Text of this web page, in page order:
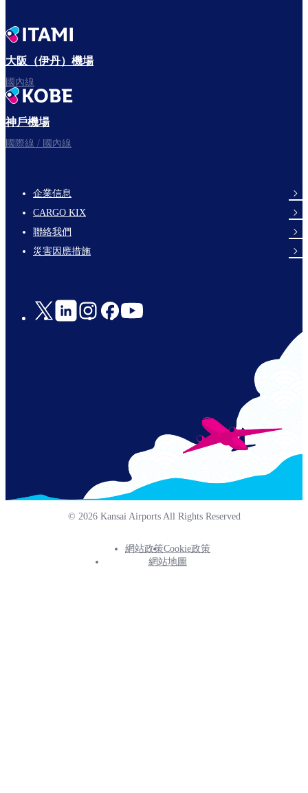
出發啦！
大阪（伊丹）機場
國內線
神戶機場
國際線 / 國內線
footer-
links-
en-
企業信息
CARGO KIX
聯絡我們
災害因應措施
Social
© 2026 Kansai Airports All Rights Reserved
Footer
網站政策Cookie政策
網站地圖